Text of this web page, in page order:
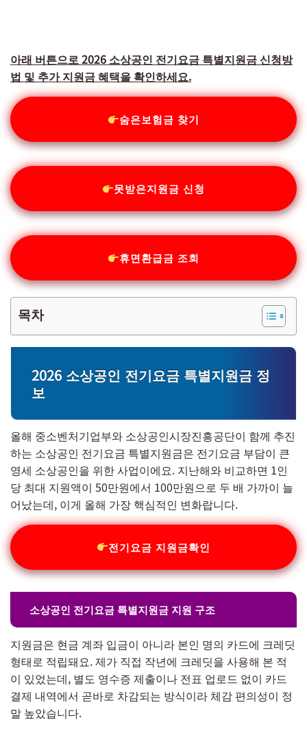
아래 버튼으로 2026 소상공인 전기요금 특별지원금 신청방
법 및 추가 지원금 혜택을 확인하세요.
숨은보험금 찾기
못받은지원금 신청
휴면환급금 조회
목차
2026 소상공인 전기요금 특별지원금 정
보
올해 중소벤처기업부와 소상공인시장진흥공단이 함께 추진
하는 소상공인 전기요금 특별지원금은 전기요금 부담이 큰
영세 소상공인을 위한 사업이에요. 지난해와 비교하면 1인
당 최대 지원액이 50만원에서 100만원으로 두 배 가까이 늘
어났는데, 이게 올해 가장 핵심적인 변화랍니다.
전기요금 지원금확인
소상공인 전기요금 특별지원금 지원 구조
지원금은 현금 계좌 입금이 아니라 본인 명의 카드에 크레딧
형태로 적립돼요. 제가 직접 작년에 크레딧을 사용해 본 적
이 있었는데, 별도 영수증 제출이나 전표 업로드 없이 카드
결제 내역에서 곧바로 차감되는 방식이라 체감 편의성이 정
말 높았습니다.